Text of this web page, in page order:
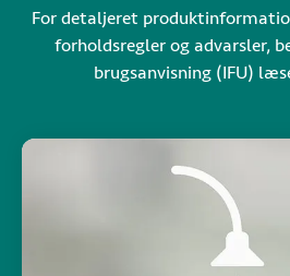
For detaljeret
forholdsregler og advarsler,
brugsanvisning (IFU)